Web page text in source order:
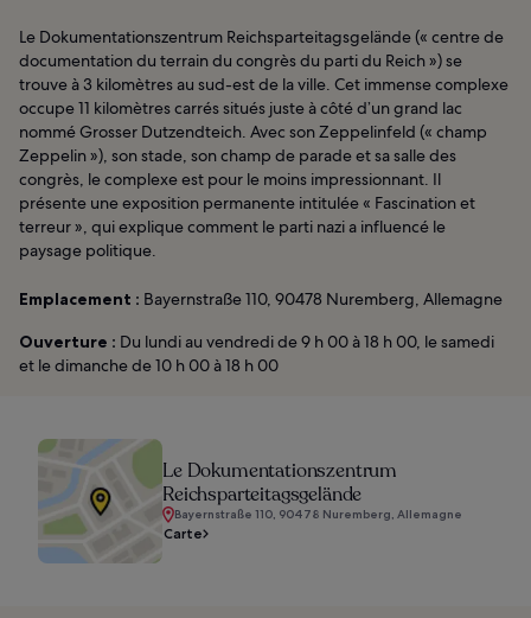
Le Dokumentationszentrum Reichsparteitagsgelände (« centre de
documentation du terrain du congrès du parti du Reich ») se
trouve à 3 kilomètres au sud-est de la ville. Cet immense complexe
occupe 11 kilomètres carrés situés juste à côté d’un grand lac
nommé Grosser Dutzendteich. Avec son Zeppelinfeld (« champ
Zeppelin »), son stade, son champ de parade et sa salle des
congrès, le complexe est pour le moins impressionnant. Il
présente une exposition permanente intitulée « Fascination et
terreur », qui explique comment le parti nazi a influencé le
paysage politique.
Emplacement : Bayernstraße 110, 90478 Nuremberg, Allemagne
Ouverture : Du lundi au vendredi de 9 h 00 à 18 h 00, le samedi
et le dimanche de 10 h 00 à 18 h 00
Le Dokumentationszentrum
Reichsparteitagsgelände
Bayernstraße 110, 90478 Nuremberg, Allemagne
Carte